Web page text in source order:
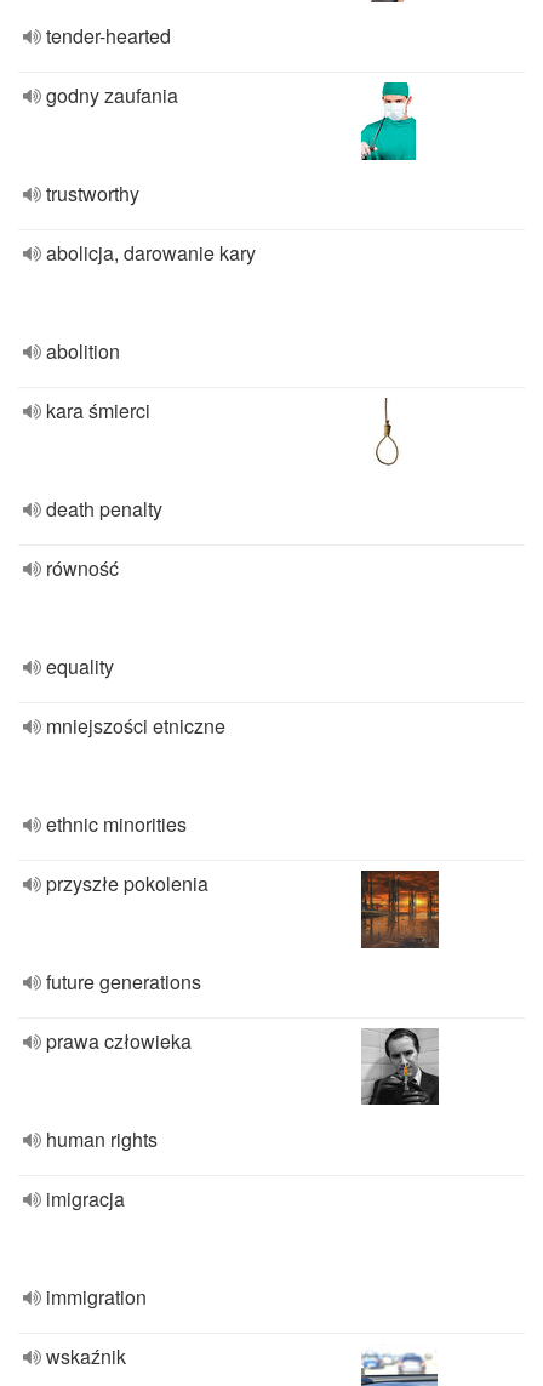
tender-hearted
godny zaufania
trustworthy
abolicja, darowanie kary
abolition
kara śmierci
death penalty
równość
equality
mniejszości etniczne
ethnic minorities
przyszłe pokolenia
future generations
prawa człowieka
human rights
imigracja
immigration
wskaźnik